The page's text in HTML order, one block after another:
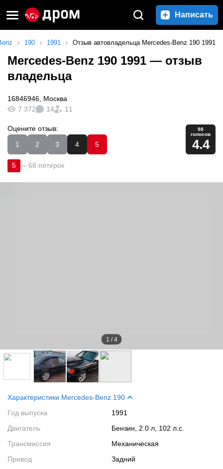
Написать
190 1991 Отзыв автовладельца Mercedes-Benz 190 1991
Mercedes-Benz 190 1991 — отзыв
владельца
16846946 Москва
7 372
14 11
Оцените отзыв:
1
2 3 4 5
98
голосов
4.4
5 – 68 пятерок
1 /4
Характеристики Mercedes-Benz 190
Год выпуска
1991
Двигатель
Бензин, 2.0 л, 102 л.с.
Трансмиссия
Механическая
Привод
Задний